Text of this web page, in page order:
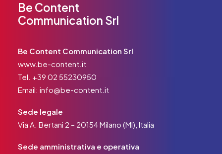
Be Content
Communication Srl
Be Content Communication Srl
www.be-content.it
Tel. +39 02 55230950
Email: info@be-content.it
Sede legale
Via A. Bertani 2 – 20154 Milano (MI), Italia
Sede amministrativa e operativa